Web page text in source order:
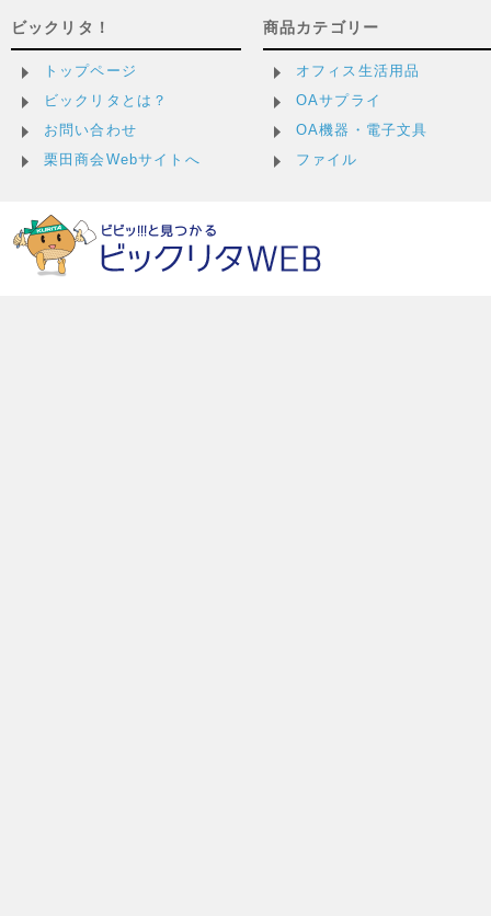
ビックリタ！
トップページ
ビックリタとは？
お問い合わせ
栗田商会Webサイトへ
商品カテゴリー
オフィス生活用品
OAサプライ
OA機器・電子文具
ファイル